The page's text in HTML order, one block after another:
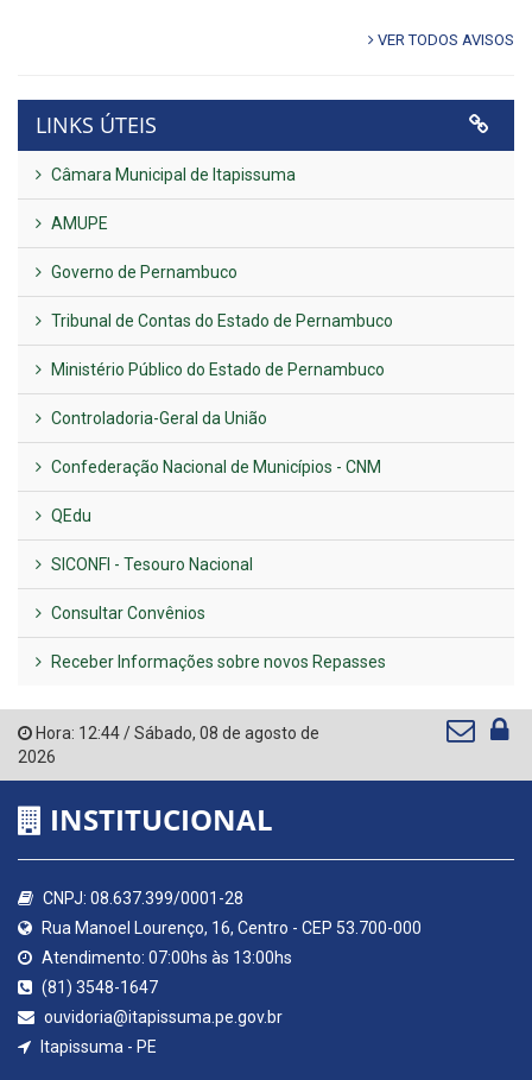
VER TODOS AVISOS
LINKS ÚTEIS
Câmara Municipal de Itapissuma
AMUPE
Governo de Pernambuco
Tribunal de Contas do Estado de Pernambuco
Ministério Público do Estado de Pernambuco
Controladoria-Geral da União
Confederação Nacional de Municípios - CNM
QEdu
SICONFI - Tesouro Nacional
Consultar Convênios
Receber Informações sobre novos Repasses
Hora: 12:44/Sábado, 08 de agosto de
2026
INSTITUCIONAL
CNPJ: 08.637.399/0001-28
Rua Manoel Lourenço, 16, Centro - CEP 53.700-000
Atendimento: 07:00hs às 13:00hs
(81) 3548-1647
ouvidoria@itapissuma.pe.gov.br
Itapissuma - PE